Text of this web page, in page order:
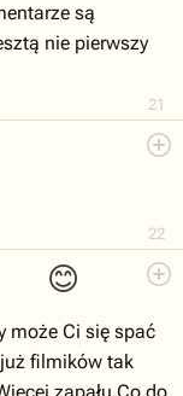
21
są
nie pierwszy
22
😊
może Ci się spać
filmików tak